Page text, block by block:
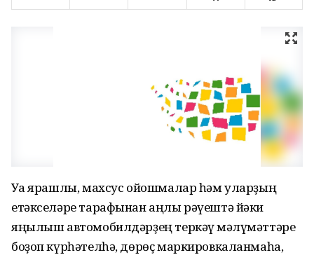
Уға ярашлы, махсус ойошмалар һәм уларҙың
етәкселәре тарафынан аңлы рәүештә йәки
яңылыш автомобилдәрҙең теркәү мәғлүмәттәре
боҙоп күрһәтелһә, дөрөҫ маркировкаланмаһа,